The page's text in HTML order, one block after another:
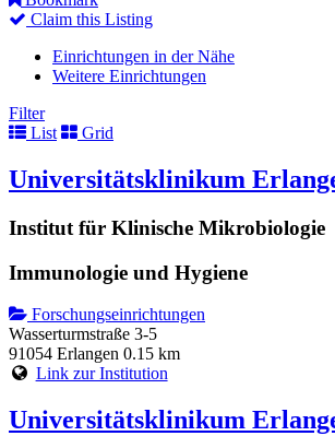
Claim this Listing
Einrichtungen in der Nähe
Weitere Einrichtungen
Filter
List
Grid
Universitätsklinikum
Institut für Klinische Mikrobiologie
Immunologie und Hygiene
Forschungseinrichtungen
Wasserturmstraße 3-5
91054 Erlangen 0.15 km
Link zur Institution
Universitätsklinikum